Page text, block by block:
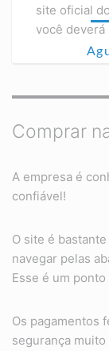
site oficial
você deverá
Comprar
A empresa é
confiável!
O site é
navegar pelas
Esse é um
Os pagamentos
segurança